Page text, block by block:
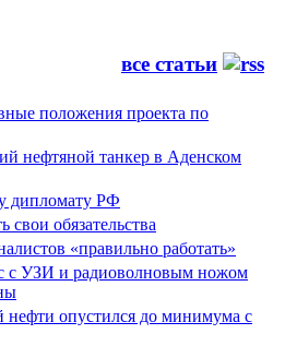
все статьи
положения проекта по
нефтяной танкер в Аденском
дипломату РФ
обязательства
«правильно работать»
с УЗИ и радиоволновым ножом
нефти опустился до минимума с